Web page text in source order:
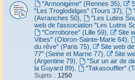
"Armonigène" (Rennes 35)
"Les Troglodidges" (Tours 37)
(Avranches 50)
"Les Lutins
web de l'association "Les Lutins
"Corroboree" (Lille 59)
Site
Vibes" (Oloron-Sainte-Marie 64)
du rêve" (Paris 75)
Site web
77" (Seine et Marne 77)
Site
(Argentine 79)
"Sur un air de
la Guyard 89)
"Takasouffler"
Sujets : 1250